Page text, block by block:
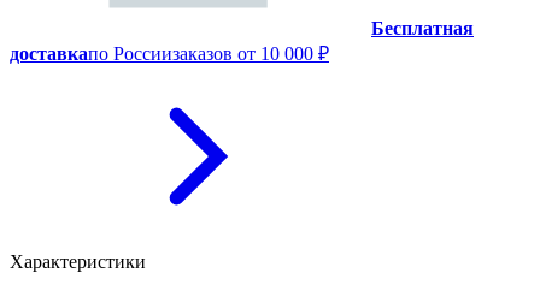
Бесплатная
доставкапо Россиизаказов от 10 000 ₽
Характеристики